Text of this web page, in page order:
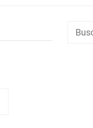
Buscar: